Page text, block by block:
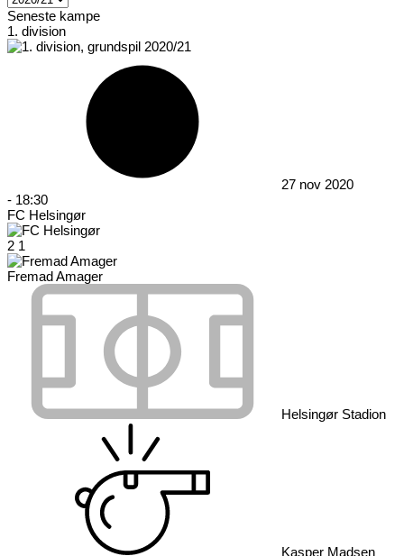
Seneste kampe
1. division
27 nov 2020
- 18:30
FC Helsingør
2 1
Fremad Amager
Helsingør Stadion
Kasper Madsen